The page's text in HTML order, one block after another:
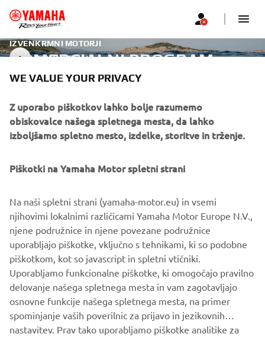
COMMERCIAL
IZVENKRMNI MOTORJI
KOMERCIALNI PROGRAM
PODJETJA
PODPORA
GLASILO
Med prvimi prejmite novice o najnovejših ponudbah, posebnih
dogodkih, novih izdajah in še veliko več
WE VALUE YOUR PRIVACY
Z uporabo piškotkov lahko bolje razumemo
obiskovalce našega spletnega mesta, da lahko
izboljšamo spletno mesto, izdelke, storitve in trženje.
Piškotki na Yamaha Motor spletni strani
Na naši spletni strani (yamaha-motor.eu) in vsemi
njihovimi lokalnimi različicami Yamaha Motor Europe N.V.,
njene podružnice in njene povezane podružnice
uporabljajo piškotke, vključno s tehnikami, ki so podobne
piškotkom, kot so javascript in spletni vtičniki.
Uporabljamo funkcionalne piškotke, ki omogočajo pravilno
delovanje našega spletnega mesta in vam zagotavljajo
osnovne funkcije našega spletnega mesta, na primer
spominjanje vaših poverilnic za prijavo in jezikovnih
nastavitev. Prav tako uporabljamo piškotke analitike za